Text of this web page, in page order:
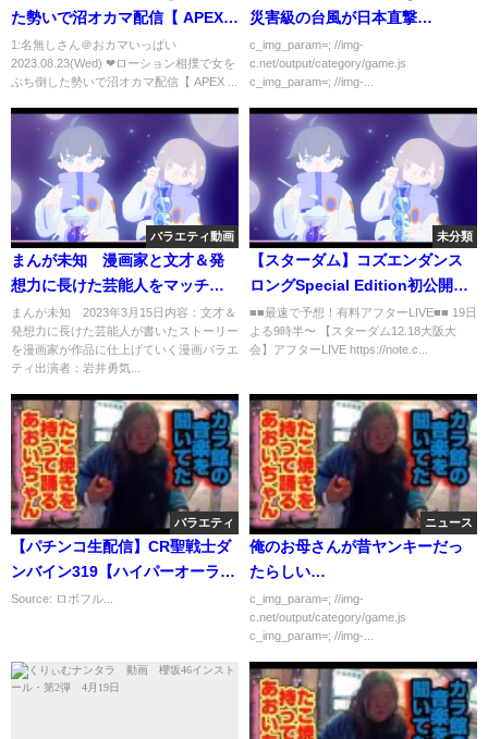
た勢いで沼オカマ配信【 APEX /
PC版 / 参加型 】❤
1:名無しさん＠おカマいっぱい
2023.08.23(Wed) ❤ローション相撲で女を
ぶち倒した勢いで沼オカマ配信【 APEX ...
災害級の台風が日本直撃…
c_img_param=; //img-
c.net/output/category/game.js
c_img_param=; //img-...
バラエティ動画
まんが未知 漫画家と文才＆発
想力に長けた芸能人をマッチン
グ 3月15日
まんが未知 2023年3月15日内容：文才＆
発想力に長けた芸能人が書いたストーリー
を漫画家が作品に仕上げていく漫画バラエ
ティ出演者：岩井勇気...
未分類
【スターダム】コズエンダンス
ロングSpecial Edition初公開！
中野たむ ウナギ・サヤカ 白川未
奈がリング上でキレッキレのダ
ンス！どこが変わったのか！徹
■■最速で予想！有料アフターLIVE■■ 19日
よる9時半〜 【スターダム12.18大阪大
会】アフターLIVE https://note.c...
バラエティ
【パチンコ生配信】CR聖戦士ダ
ンバイン319【ハイパーオーラ斬
りだぁ！】
Source: ロボフル...
ニュース
俺のお母さんが昔ヤンキーだっ
たらしい…
c_img_param=; //img-
c.net/output/category/game.js
c_img_param=; //img-...